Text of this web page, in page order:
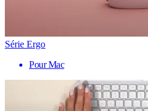
Série Ergo
Pour Mac